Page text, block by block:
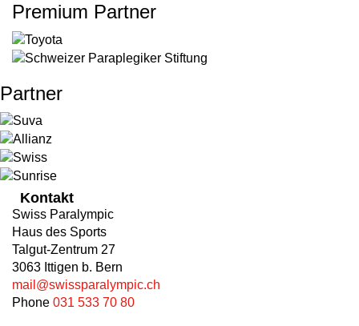
Premium Partner
Partner
Kontakt
Swiss Paralympic
Haus des Sports
Talgut-Zentrum 27
3063 Ittigen b. Bern
mail@swissparalympic.ch
Phone 031 533 70 80